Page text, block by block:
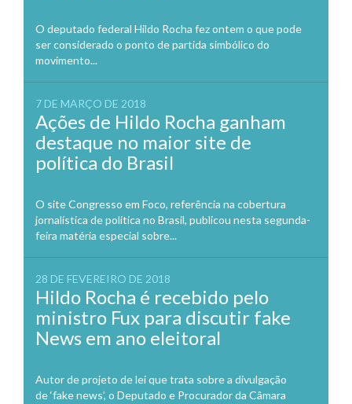
O deputado federal Hildo Rocha fez ontem o que pode
ser considerado o ponto de partida simbólico do
movimento...
7 DE MARÇO DE 2018
Ações de Hildo Rocha ganham
destaque no maior site de
política do Brasil
O site Congresso em Foco, referência na cobertura
jornalística de política no Brasil, publicou nesta segunda-
feira matéria especial sobre...
28 DE FEVEREIRO DE 2018
Hildo Rocha é recebido pelo
ministro Fux para discutir fake
News em ano eleitoral
Autor de projeto de lei que trata sobre a divulgação
de ‘fake news’, o Deputado e Procurador da Câmara